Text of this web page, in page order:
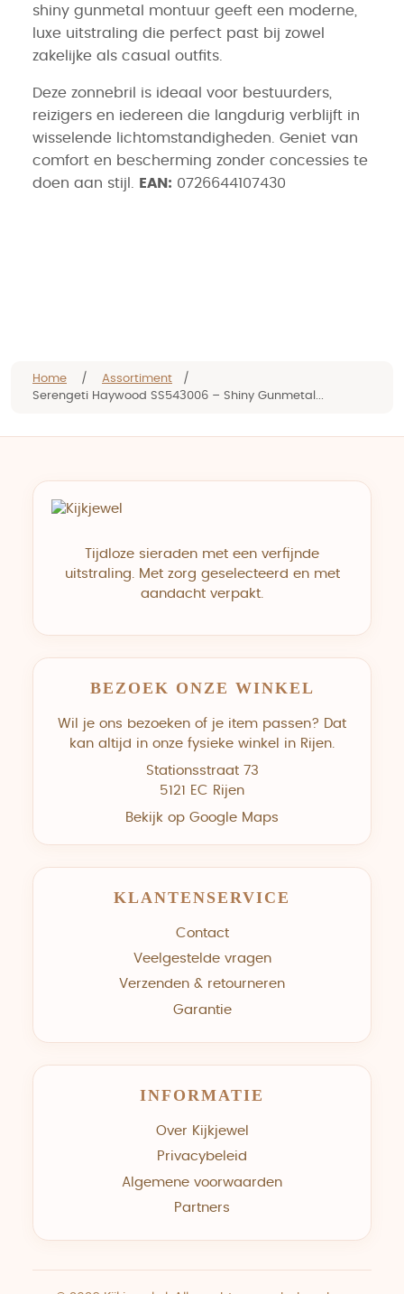
shiny gunmetal montuur geeft een moderne,
luxe uitstraling die perfect past bij zowel
zakelijke als casual outfits.
Deze zonnebril is ideaal voor bestuurders,
reizigers en iedereen die langdurig verblijft in
wisselende lichtomstandigheden. Geniet van
comfort en bescherming zonder concessies te
doen aan stijl.
EAN: 0726644107430
Home / Assortiment
/
Serengeti Haywood SS543006 – Shiny Gunmetal...
Tijdloze sieraden met een verfijnde
uitstraling. Met zorg geselecteerd en met
aandacht verpakt.
BEZOEK ONZE WINKEL
Wil je ons bezoeken of je item passen? Dat
kan altijd in onze fysieke winkel in Rijen.
Stationsstraat 73
5121 EC Rijen
Bekijk op Google Maps
KLANTENSERVICE
Contact
Veelgestelde vragen
Verzenden & retourneren
Garantie
INFORMATIE
Over Kijkjewel
Privacybeleid
Algemene voorwaarden
Partners